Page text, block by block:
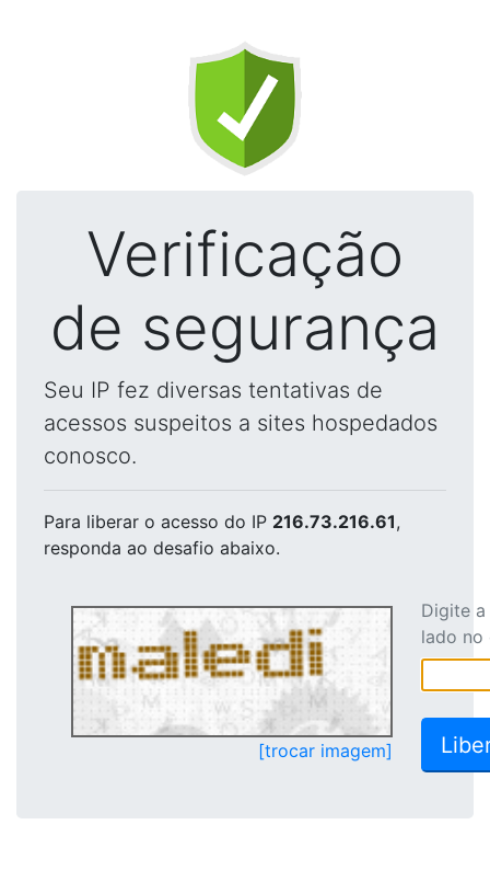
Verificação
de segurança
Seu IP fez diversas tentativas de
acessos suspeitos a sites hospedados
conosco.
Para liberar o acesso do IP 216.73.216.61,
responda ao desafio abaixo.
[trocar imagem]
Digite
lado no